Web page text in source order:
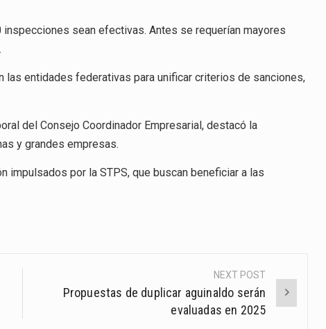
sean efectivas. Antes se requerían mayores
las entidades federativas para unificar criterios de sanciones,
del Consejo Coordinador Empresarial, destacó la
y grandes empresas.
impulsados por la STPS, que buscan beneficiar a las
NEXT POST
Propuestas de duplicar aguinaldo serán
evaluadas en 2025